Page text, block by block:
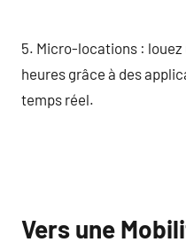
5. Micro-locations :
heures grâce à des
temps réel.
Vers une